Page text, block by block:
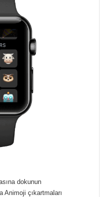
dokunun
Animoji çıkartmaları